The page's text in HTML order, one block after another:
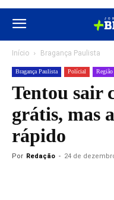
Início Bragança Paulista
Bragança Paulista Polícial Região
Tentou sair
grátis, mas
rápido
Por Redação - 24 de